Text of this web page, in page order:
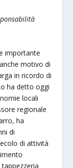
importante
motivo di
in ricordo di
ha detto oggi
locali
regionale
ha
di
di attività